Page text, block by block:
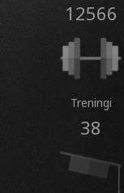
12566
Treningi
38